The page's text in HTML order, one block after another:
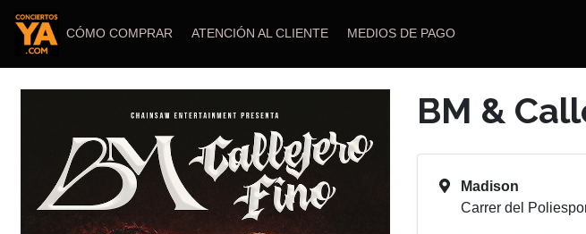
CÓMO COMPRAR ATENCIÓN AL CLIENTE MEDIOS DE PAGO
BM &
Madison
Carrer del